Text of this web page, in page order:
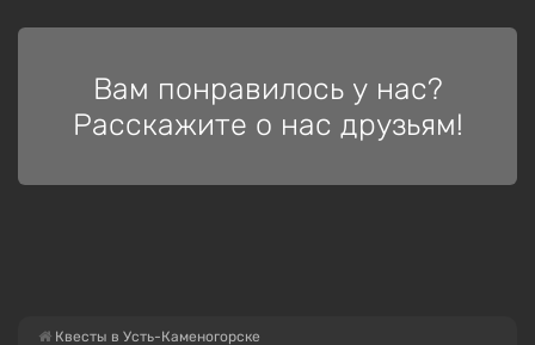
Вам понравилось у нас?
Расскажите о нас друзьям!
Квесты в Усть-Каменогорске